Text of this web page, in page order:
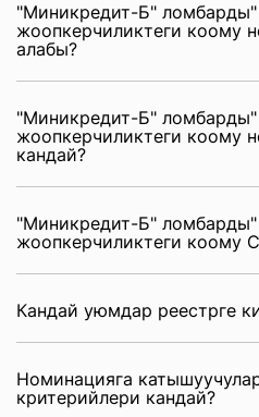
"Миникредит-Б"
жоопкерчиликтеги коому
алабы?
"Миникредит-Б"
жоопкерчиликтеги коому
кандай?
"Миникредит-Б"
жоопкерчиликтеги коому
Кандай уюмдар реестрге
Номинацияга
критерийлери кандай?